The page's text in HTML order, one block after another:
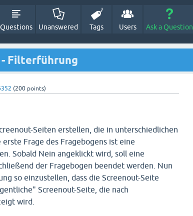
Questions Unanswered Tags Users Ask a Question
Filterführung
(200 points)
Seiten erstellen, die in unterschiedlichen
Frage des Fragebogens ist eine
Sobald Nein angeklickt wird, soll eine
der Fragebogen beendet werden. Nun
so einzustellen, dass die Screenout-Seite
Screenout-Seite, die nach
wird.